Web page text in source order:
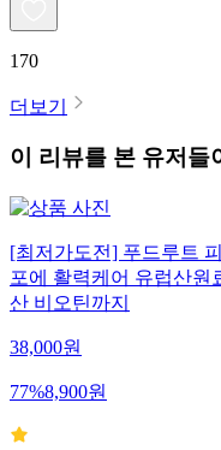
170
더보기
이 리뷰를 본 유저들
[최저가도전] 푸드루트
포에 활력케어 유럽산원
산 비오틴까지
38,000원
77%8,900원